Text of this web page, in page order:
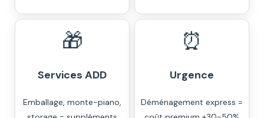
🎁
Services ADD
Emballage, monte-piano,
⏰
Urgence
Déménagement express =